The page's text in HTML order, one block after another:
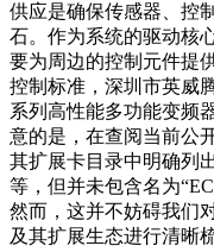
供应是确保传感器、控
石。作为系统的驱动核
要为周边的控制元件提
控制标准，深圳市英威
系列高性能多功能变频
意的是，在查阅当前公
其扩展卡目录中明确列
等，但并未包含名为
然而，这并不妨碍我们
及其扩展生态进行清晰